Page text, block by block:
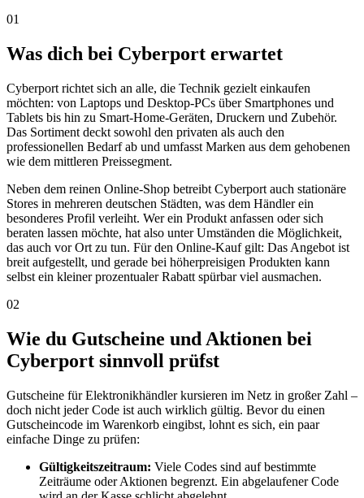
01
Was dich bei Cyberport erwartet
Cyberport richtet sich an alle, die Technik gezielt einkaufen
möchten: von Laptops und Desktop-PCs über Smartphones und
Tablets bis hin zu Smart-Home-Geräten, Druckern und Zubehör.
Das Sortiment deckt sowohl den privaten als auch den
professionellen Bedarf ab und umfasst Marken aus dem gehobenen
wie dem mittleren Preissegment.
Neben dem reinen Online-Shop betreibt Cyberport auch stationäre
Stores in mehreren deutschen Städten, was dem Händler ein
besonderes Profil verleiht. Wer ein Produkt anfassen oder sich
beraten lassen möchte, hat also unter Umständen die Möglichkeit,
das auch vor Ort zu tun. Für den Online-Kauf gilt: Das Angebot ist
breit aufgestellt, und gerade bei höherpreisigen Produkten kann
selbst ein kleiner prozentualer Rabatt spürbar viel ausmachen.
02
Wie du Gutscheine und Aktionen bei
Cyberport sinnvoll prüfst
Gutscheine für Elektronikhändler kursieren im Netz in großer Zahl –
doch nicht jeder Code ist auch wirklich gültig. Bevor du einen
Gutscheincode im Warenkorb eingibst, lohnt es sich, ein paar
einfache Dinge zu prüfen:
Gültigkeitszeitraum: Viele Codes sind auf bestimmte
Zeiträume oder Aktionen begrenzt. Ein abgelaufener Code